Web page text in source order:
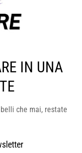
IN UNA
che mai, restate